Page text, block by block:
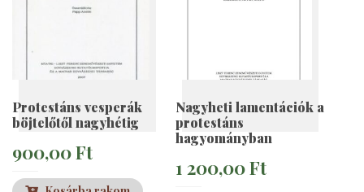
Protestáns vesperák
böjtelőtől nagyhétig
900,00Ft
Nagyheti lamentációk a
protestáns
hagyományban
1 200,00Ft